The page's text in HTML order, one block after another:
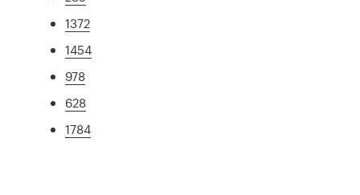
1372
1454
978
628
1784